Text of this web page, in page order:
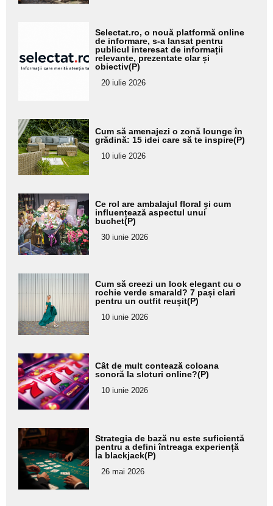
pentru
subtitlu
Selectat.ro, o nouă platformă online
de informare, s-a lansat pentru
publicul interesat de informații
relevante, prezentate clar și
obiectiv(P)
20 iulie 2026
Adaugă
aici textul
pentru
subtitlu
Cum să amenajezi o zonă lounge în
grădină: 15 idei care să te inspire(P)
10 iulie 2026
Adaugă
aici textul
pentru
subtitlu
Ce rol are ambalajul floral și cum
influențează aspectul unui
buchet(P)
30 iunie 2026
Adaugă
aici textul
pentru
subtitlu
Cum să creezi un look elegant cu o
rochie verde smarald? 7 pași clari
pentru un outfit reușit(P)
10 iunie 2026
Adaugă
aici textul
pentru
subtitlu
Cât de mult contează coloana
sonoră la sloturi online?(P)
10 iunie 2026
Adaugă
aici textul
pentru
subtitlu
Strategia de bază nu este suficientă
pentru a defini întreaga experiență
la blackjack(P)
26 mai 2026